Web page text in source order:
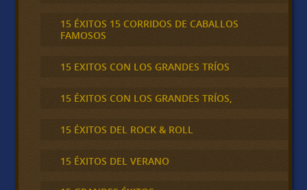
15 ÉXITOS 15 CORRIDOS DE CABALLOS
FAMOSOS
15 EXITOS CON LOS GRANDES TRÍOS
15 ÉXITOS CON LOS GRANDES TRÍOS,
15 ÉXITOS DEL ROCK & ROLL
15 ÉXITOS DEL VERANO